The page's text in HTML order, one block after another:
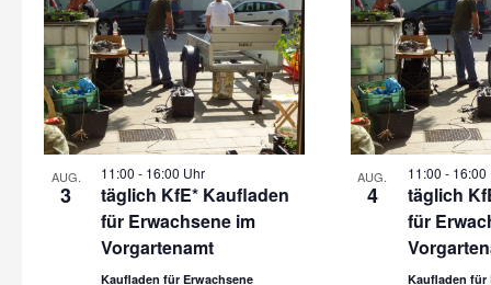
AUG.
3
11:00 - 16:00 Uhr
täglich KfE* Kaufladen
für Erwachsene im
Vorgartenamt
Kaufladen für Erwachsene
AUG.
4
11:00 - 16:00
täglich
für
Kaufladen für